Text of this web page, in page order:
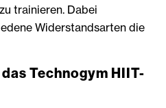
trainieren. Dabei
Widerstandsarten die
Technogym HIIT-